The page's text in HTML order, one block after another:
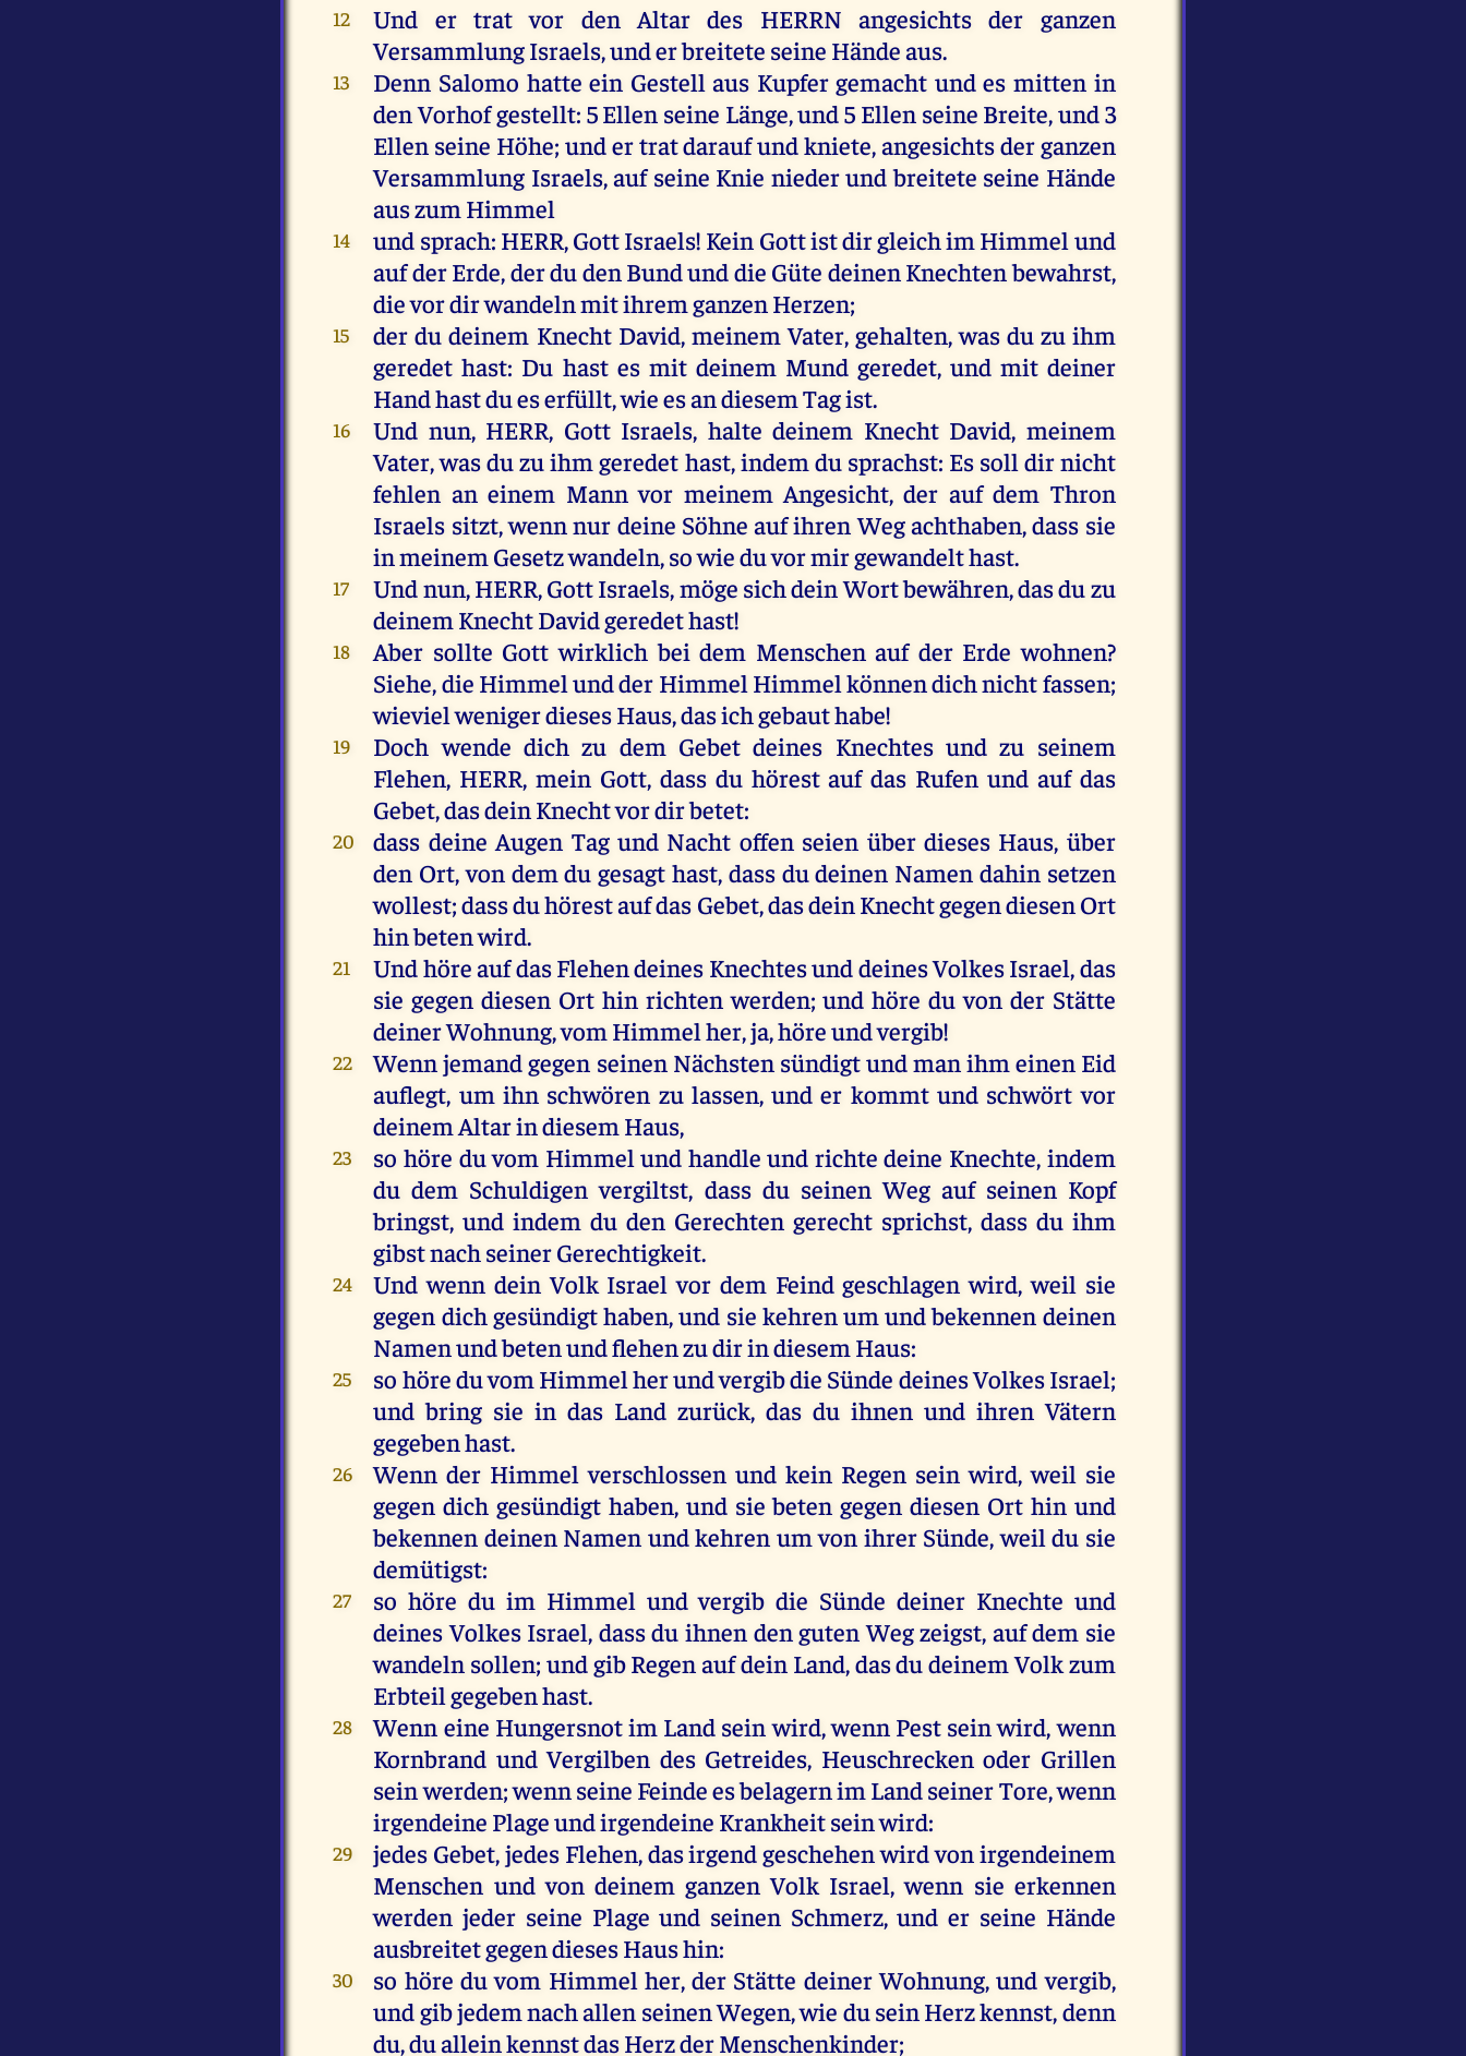
12 Und er trat vor den Altar des HERRN angesichts der ganzen
VersammlungIsraels,underbreitete seine Händeaus.
13 Denn Salomo hatte ein Gestell aus Kupfergemacht und es mitten in
den Vorhofgestellt: 5Ellen seine Länge,und 5 Ellen seine Breite,und 3
Ellen seine Höhe; und ertratdaraufund kniete,angesichtsderganzen
Versammlung Israels,auf seine Knie niederund breitete seine Hände
auszum Himmel
14 und sprach: HERR,GottIsraels! Kein Gottistdirgleichim Himmel und
aufderErde,derdu den Bundund die Güte deinen Knechtenbewahrst,
dievordirwandelnmitihrem ganzen Herzen;
15 der du deinem Knecht David, meinem Vater, gehalten,was du zu ihm
geredet hast: Du hast es mit deinem Mund geredet, und mit deiner
Handhastdu eserfüllt,wieesandiesem Tagist.
16 Und nun, HERR, Gott Israels, halte deinem Knecht David, meinem
Vater,wasdu zu ihm geredet hast,indem du sprachst: Es soll dirnicht
fehlen an einem Mann vor meinem Angesicht,der auf dem Thron
Israels sitzt,wenn nur deine Söhne aufihren Wegachthaben, dass sie
inmeinem Gesetzwandeln,sowiedu vormirgewandelthast.
17 Und nun,HERR,GottIsraels,möge sichdeinWortbewähren,dasdu zu
deinem KnechtDavidgeredethast!
18 Aber sollte Gott wirklichbei dem Menschen auf der Erde wohnen?
Siehe,die Himmel undder Himmel Himmel könnendichnichtfassen;
wieviel wenigerdiesesHaus,dasichgebauthabe!
19 Doch wende dich zu dem Gebet deines Knechtes und zu seinem
Flehen, HERR,mein Gott, dass du hörest auf das Rufen und auf das
Gebet,dasdein Knechtvordirbetet:
20 dass deine Augen Tag und Nacht offen seien über dieses Haus, über
den Ort,von dem du gesagt hast, dass du deinen Namen dahin setzen
wollest; dassdu hörestaufdas Gebet,dasdein Knechtgegendiesen Ort
hinbetenwird.
21 Und höreaufdasFlehendeines Knechtesund deinesVolkesIsrael,das
sie gegen diesen Ort hin richten werden;und höre du von der Stätte
deinerWohnung,vom Himmel her,ja,höreundvergib!
22 Wenn jemand gegen seinen Nächsten sündigtund man ihm einen Eid
auflegt, um ihn schwören zu lassen,und er kommt und schwört vor
deinem Altarindiesem Haus,
23 so höre du vom Himmel und handle und richte deine Knechte, indem
du dem Schuldigenvergiltst, dass du seinen Weg auf seinen Kopf
bringst,und indem du den Gerechten gerecht sprichst, dass du ihm
gibstnach seinerGerechtigkeit.
24 Und wenn dein Volk Israel vor dem Feind geschlagen wird,weil sie
gegen dich gesündigthaben,und sie kehren um und bekennen deinen
Namenundbetenundflehenzu dirindiesem Haus:
25 so höreduvom Himmel herundvergibdie Sünde deinesVolkesIsrael;
und bring sie in das Land zurück, das du ihnen und ihren Vätern
gegebenhast.
26 Wenn der Himmel verschlossen und kein Regen sein wird,weil sie
gegen dich gesündigt haben, und sie beten gegen diesen Ort hin und
bekennen deinen Namen und kehren um von ihrer Sünde,weil du sie
demütigst:
27 so höre du im Himmel und vergib die Sünde deiner Knechte und
deines Volkes Israel, dassdu ihnen den guten Wegzeigst, aufdem sie
wandeln sollen; und gibRegen aufdein Land,dasdu deinem Volkzum
Erbteil gegebenhast.
28 Wenn eine Hungersnotim Land sein wird,wenn Pest sein wird,wenn
Kornbrand und Vergilben des Getreides, Heuschrecken oder Grillen
seinwerden;wenn seine Feindeesbelagernim Land seinerTore,wenn
irgendeine Plageundirgendeine Krankheitseinwird:
29 jedes Gebet,jedes Flehen,dasirgend geschehen wird von irgendeinem
Menschen und von deinem ganzen Volk Israel,wenn sie erkennen
werden jeder seine Plage und seinen Schmerz,und er seine Hände
ausbreitetgegendiesesHaushin:
30 so höre du vom Himmel her,der Stätte deiner Wohnung,und vergib,
und gibjedemnachallen seinenWegen,wie du sein Herzkennst,denn
du,du alleinkennstdasHerzderMenschenkinder;